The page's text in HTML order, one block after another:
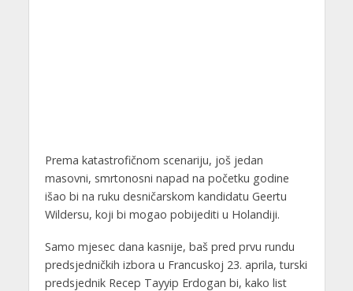
Prema katastrofičnom scenariju, još jedan
masovni, smrtonosni napad na početku godine
išao bi na ruku desničarskom kandidatu Geertu
Wildersu, koji bi mogao pobijediti u Holandiji.
Samo mjesec dana kasnije, baš pred prvu rundu
predsjedničkih izbora u Francuskoj 23. aprila, turski
predsjednik Recep Tayyip Erdogan bi, kako list